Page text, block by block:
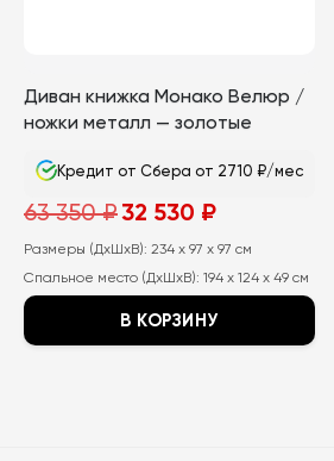
Диван книжка Монако Велюр /
ножки металл — золотые
Кредит от Сбера от 2710 ₽/мес
63 350₽ Первоначальная
цена
63
350
₽.
32 530 ₽Текущая
530
Размеры (ДхШхВ): 234 x 97 x 97 см
Спальное место (ДхШхВ): 194 x 124 x 49 см
В КОРЗИНУ